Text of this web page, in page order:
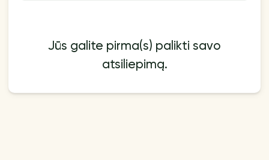
Jūs galite pirma(s) palikti savo
atsiliepimą.